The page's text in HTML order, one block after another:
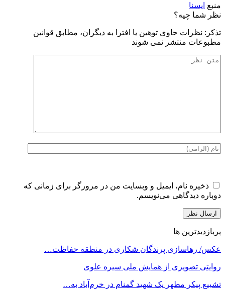
منبع ایسنا
نظر شما چیه؟
تذكر: نظرات حاوی توهين يا افترا به ديگران، مطابق قوانين
مطبوعات منتشر نمی شوند
ذخیره نام، ایمیل و وبسایت من در مرورگر برای زمانی که
دوباره دیدگاهی می‌نویسم.
پربازدیدترین ها
عکس/ رهاسازی پرندگان شکاری در منطقه حفاظت…
روایتی تصویری از همایش ملی سیره علوی
تشییع پیکر مطهر یک شهید گمنام در خرم‌آباد به…